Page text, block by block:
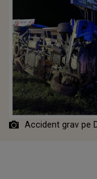
Accident grav pe